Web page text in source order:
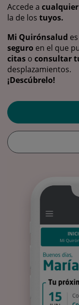
Accede a
la de los tuyos.
Mi Quirónsalud
seguro en el que
citas o consultar
desplazamientos.
¡Descúbrelo!